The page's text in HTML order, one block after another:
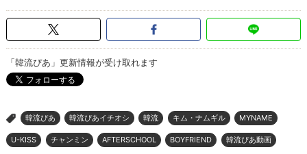
「韓流ぴあ」更新情報が受け取れます
> 韓流ぴあ 韓流ぴあイチオシ 韓流 キム・ナムギル MYNAME
U-KISS チャンミン AFTERSCHOOL BOYFRIEND 韓流ぴあ動画